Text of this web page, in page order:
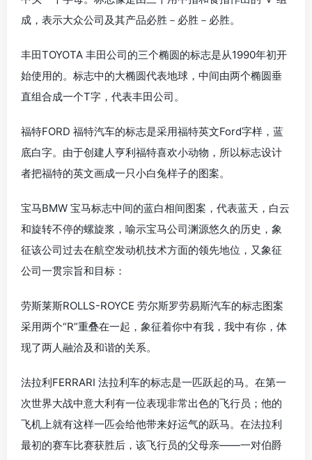
成，表示大众公司及其产品必胜－必胜－必胜。
丰田TOYOTA 丰田公司的三个椭圆的标志是从1990年初开
始使用的。标志中的大椭圆代表地球，中间由两个椭圆垂
直组合成一个T字，代表丰田公司。
福特FORD 福特汽车的标志是采用福特英文Ford字样，蓝
底白字。由于创建人亨利福特喜欢小动物，所以标志设计
者把福特的英文画成一只小白兔样子的图案。
宝马BMW 宝马标志中间的蓝白相间图案，代表蓝天，白云
和旋转不停的螺旋浆，喻示宝马公司渊源悠久的历史，象
征该公司过去在航空发动机技术方面的领先地位，又象征
公司一贯宗旨和目标：
劳斯莱斯ROLLS-ROYCE 劳尔斯罗劳易斯汽车的标志图案
采用两个“R”重叠在一起，象征着你中有我，我中有你，体
现了两人融洽及和谐的关系。
法拉利FERRARI 法拉利车的标志是一匹跃起的马。在第一
次世界大战中意大利有一位表现非常出色的飞行员；他的
飞机上就有这样一匹会给他带来好运气的跃马。在法拉利
最初的赛车比赛获胜后，该飞行员的父母亲——一对伯爵